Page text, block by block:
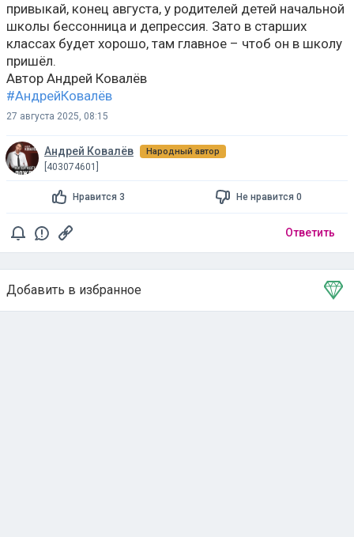
привыкай, конец августа, у родителей детей начальной
школы бессонница и депрессия. Зато в старших
классах будет хорошо, там главное – чтоб он в школу
пришёл.
Автор Андрей Ковалёв
#АндрейКовалёв
27 августа 2025, 08:15
Андрей Ковалёв Народный автор
[403074601]
Нравится 3 Не нравится 0
Ответить
Добавить в избранное
Тема в избранном